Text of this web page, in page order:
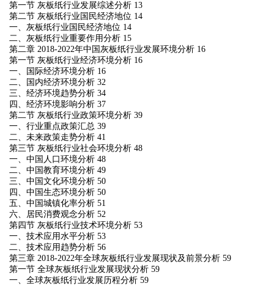
第一节 灰板纸行业发展综述分析 13
第二节 灰板纸行业国民经济地位 14
一、灰板纸行业国民经济地位 14
二、灰板纸行业重要作用分析 15
第二章 2018-2022年中国灰板纸行业发展环境分析 16
第一节 灰板纸行业经济环境分析 16
一、国际经济环境分析 16
二、国内经济环境分析 32
三、经济环境趋势分析 34
四、经济环境影响分析 37
第二节 灰板纸行业政策环境分析 39
一、行业重点政策汇总 39
二、未来政策走势分析 41
第三节 灰板纸行业社会环境分析 48
一、中国人口环境分析 48
二、中国教育环境分析 49
三、中国文化环境分析 50
四、中国生态环境分析 50
五、中国城镇化率分析 51
六、居民消费观念分析 52
第四节 灰板纸行业技术环境分析 53
一、技术应用水平分析 53
二、技术应用趋势分析 56
第三章 2018-2022年全球灰板纸行业发展现状及前景分析 59
第一节 全球灰板纸行业发展现状分析 59
一、全球灰板纸行业发展历程分析 59